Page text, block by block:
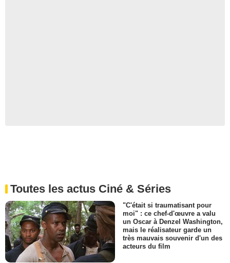
Toutes les actus Ciné & Séries
"C'était si traumatisant pour
moi" : ce chef-d'œuvre a valu
un Oscar à Denzel Washington,
mais le réalisateur garde un
très mauvais souvenir d'un des
acteurs du film